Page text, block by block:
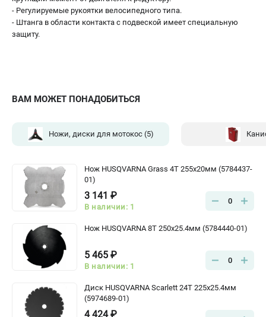
ВАМ МОЖЕТ ПОНАДОБИТЬСЯ
Ножи, диски для мотокос(5)
Нож HUSQVARNA Grass 4Т 255х20мм (5784437-
01)
3 141 ₽
В наличии: 1
0
Нож HUSQVARNA 8Т 250х25.4мм (5784440-01)
5 465 ₽
В наличии: 1
0
Диск HUSQVARNA Scarlett 24Т 225х25.4мм
(5974689-01)
4 424 ₽
- Регулируемые рукоятки велосипедного типа.
- Штанга в области контакта с подвеской имеет специальную
защиту.